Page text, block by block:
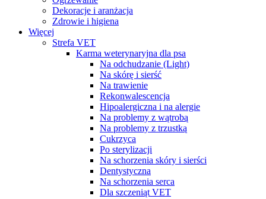
Dekoracje i aranżacja
Zdrowie i higiena
Więcej
Strefa VET
Karma weterynaryjna dla psa
Na odchudzanie (Light)
Na skórę i sierść
Na trawienie
Rekonwalescencja
Hipoalergiczna i na alergie
Na problemy z wątrobą
Na problemy z trzustką
Cukrzyca
Po sterylizacji
Na schorzenia skóry i sierści
Dentystyczna
Na schorzenia serca
Dla szczeniąt VET